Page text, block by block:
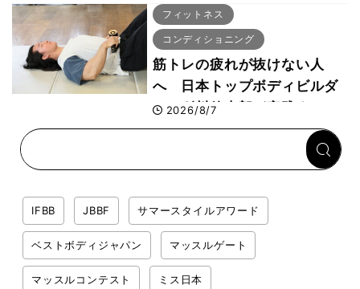
者が解説！
フィットネス
コンディショニング
筋トレの疲れが抜けない人
へ 日本トップボディビルダ
ー・刈川啓志郎が実践する
「回復習慣」
2026/8/7
IFBB JBBF サマースタイルアワード
ベストボディジャパン マッスルゲート
マッスルコンテスト ミス日本